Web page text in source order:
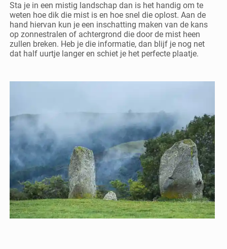
Sta je in een mistig landschap dan is het handig om te
weten hoe dik die mist is en hoe snel die oplost. Aan de
hand hiervan kun je een inschatting maken van de kans
op zonnestralen of achtergrond die door de mist heen
zullen breken. Heb je die informatie, dan blijf je nog net
dat half uurtje langer en schiet je het perfecte plaatje.